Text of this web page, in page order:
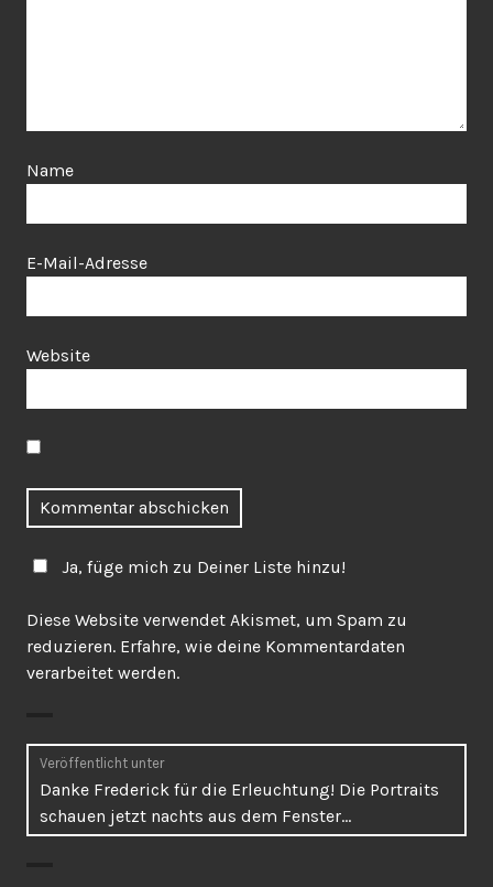
Name
E-Mail-Adresse
Website
Ja, füge mich zu Deiner Liste hinzu!
Diese Website verwendet Akismet, um Spam zu
reduzieren. Erfahre, wie deine Kommentardaten
verarbeitet werden.
Beitragsnavigation
Veröffentlicht unter
Danke Frederick für die Erleuchtung! Die Portraits
schauen jetzt nachts aus dem Fenster…